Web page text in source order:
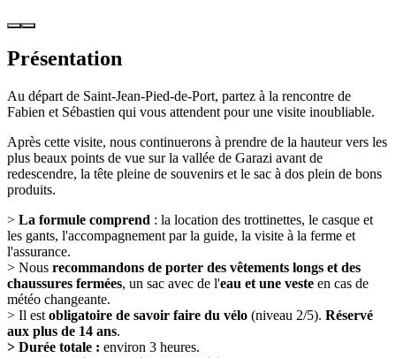
Présentation
Au départ de Saint-Jean-Pied-de-Port, partez à la rencontre de
Fabien et Sébastien qui vous attendent pour une visite inoubliable.
Après cette visite, nous continuerons à prendre de la hauteur vers les
plus beaux points de vue sur la vallée de Garazi avant de
redescendre, la tête pleine de souvenirs et le sac à dos plein de bons
produits.
> La formule comprend : la location des trottinettes, le casque et
les gants, l'accompagnement par la guide, la visite à la ferme et
l'assurance.
> Nous recommandons de porter des vêtements longs et des
chaussures fermées, un sac avec de l'eau et une veste en cas de
météo changeante.
> Il est obligatoire de savoir faire du vélo (niveau 2/5). Réservé
aux plus de 14 ans.
> Durée totale : environ 3 heures.